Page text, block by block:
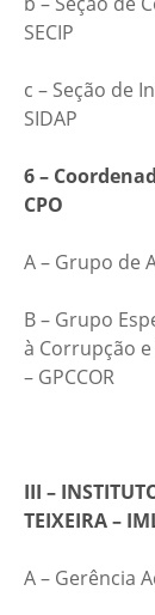
SECIP
c – Seção de
SIDAP
6 –
CPO
A – Grupo de
B – Grupo
à Corrupção
– GPCCOR
III –
TEIXEIRA –
A – Gerência